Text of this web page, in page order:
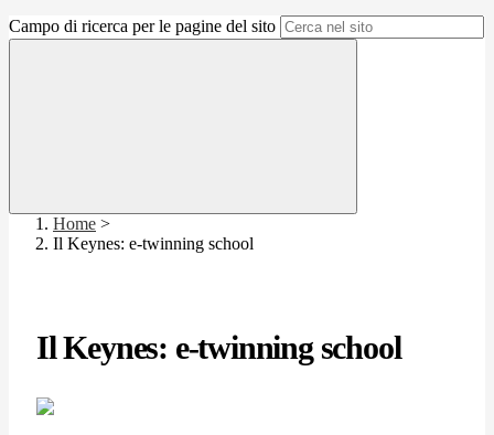
Campo di ricerca per le pagine del sito
Home >
Il Keynes: e-twinning school
Il Keynes: e-twinning school